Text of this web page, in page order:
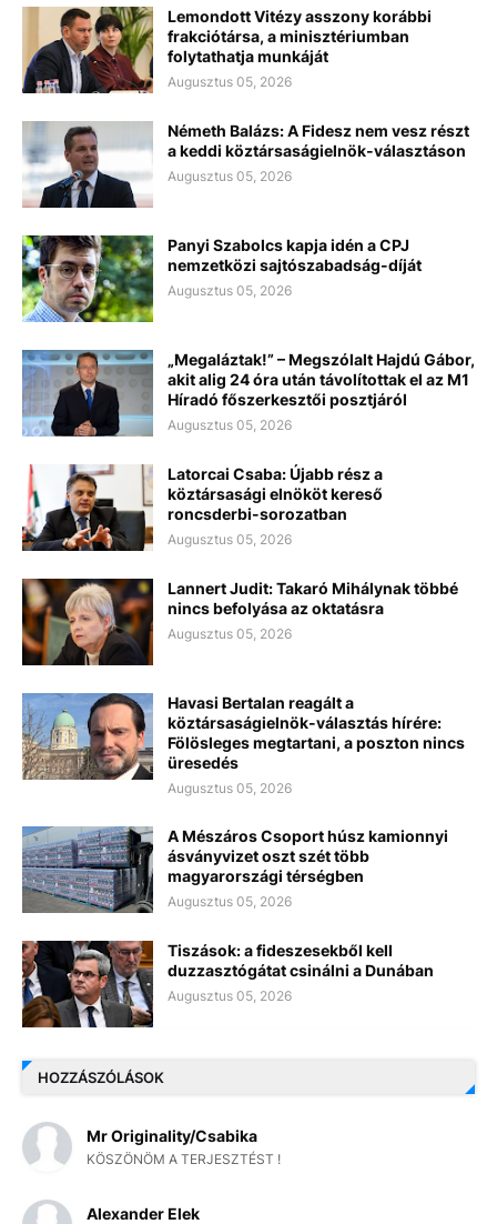
Lemondott Vitézy asszony korábbi
frakciótársa, a minisztériumban
folytathatja munkáját
Augusztus 05, 2026
Németh Balázs: A Fidesz nem vesz részt
a keddi köztársaságielnök-választáson
Augusztus 05, 2026
Panyi Szabolcs kapja idén a CPJ
nemzetközi sajtószabadság-díját
Augusztus 05, 2026
„Megaláztak!” – Megszólalt Hajdú Gábor,
akit alig 24 óra után távolítottak el az M1
Híradó főszerkesztői posztjáról
Augusztus 05, 2026
Latorcai Csaba: Újabb rész a
köztársasági elnököt kereső
roncsderbi-sorozatban
Augusztus 05, 2026
Lannert Judit: Takaró Mihálynak többé
nincs befolyása az oktatásra
Augusztus 05, 2026
Havasi Bertalan reagált a
köztársaságielnök-választás hírére:
Fölösleges megtartani, a poszton nincs
üresedés
Augusztus 05, 2026
A Mészáros Csoport húsz kamionnyi
ásványvizet oszt szét több
magyarországi térségben
Augusztus 05, 2026
Tiszások: a fideszesekből kell
duzzasztógátat csinálni a Dunában
Augusztus 05, 2026
HOZZÁSZÓLÁSOK
Mr Originality/Csabika
KÖSZÖNÖM A TERJESZTÉST !
Alexander Elek